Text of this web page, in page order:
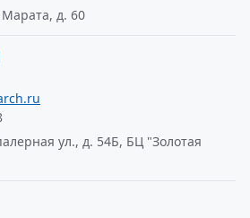
Марата, д. 60
ул., д. 54Б, БЦ "Золотая